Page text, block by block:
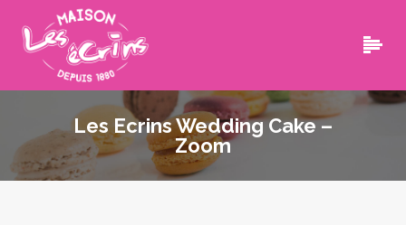
Les Ecrins Wedding Cake –
Zoom